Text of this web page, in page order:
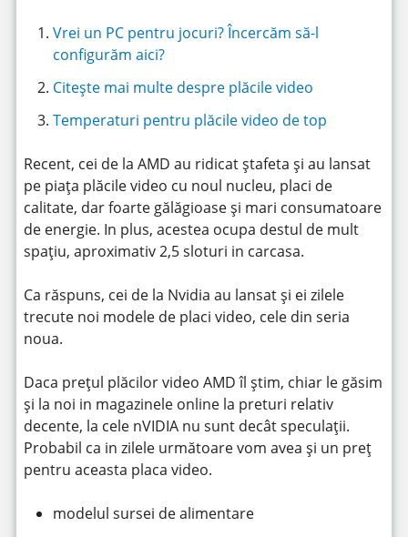
Vrei un PC pentru jocuri? Încercăm să-l
configurăm aici?
Citește mai multe despre plăcile video
Temperaturi pentru plăcile video de top
Recent, cei de la AMD au ridicat ștafeta și au lansat
pe piața plăcile video cu noul nucleu, placi de
calitate, dar foarte gălăgioase și mari consumatoare
de energie. In plus, acestea ocupa destul de mult
spațiu, aproximativ 2,5 sloturi in carcasa.
Ca răspuns, cei de la Nvidia au lansat și ei zilele
trecute noi modele de placi video, cele din seria
noua.
Daca prețul plăcilor video AMD îl știm, chiar le găsim
și la noi in magazinele online la preturi relativ
decente, la cele nVIDIA nu sunt decât speculații.
Probabil ca in zilele următoare vom avea și un preț
pentru aceasta placa video.
modelul sursei de alimentare